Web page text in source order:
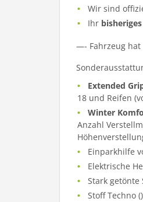
Wir sind
Ihr
—- Fahrzeug hat
Extended
18 und Reifen
Winter
Anzahl
Einparkhilfe
Elektrische
Stark
Stoff Techno ()